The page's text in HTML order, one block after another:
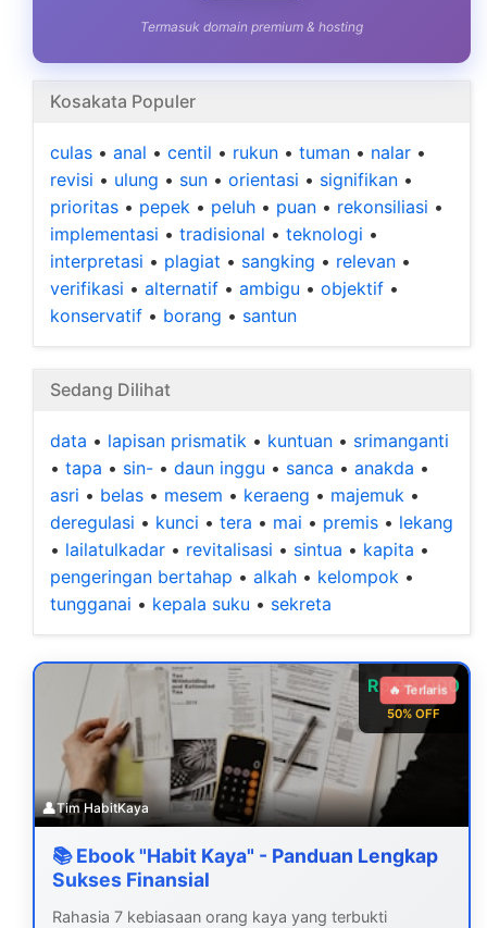
Termasuk domain premium & hosting
Kosakata Populer
culas • anal • centil • rukun • tuman • nalar •
revisi • ulung • sun • orientasi • signifikan •
prioritas • pepek • peluh • puan • rekonsiliasi •
implementasi • tradisional • teknologi •
interpretasi • plagiat • sangking • relevan •
verifikasi • alternatif • ambigu • objektif •
konservatif • borang • santun
Sedang Dilihat
data • lapisan prismatik • kuntuan • srimanganti
• tapa • sin- • daun inggu • sanca • anakda •
asri • belas • mesem • keraeng • majemuk •
deregulasi • kunci • tera • mai • premis • lekang
• lailatulkadar • revitalisasi • sintua • kapita •
pengeringan bertahap • alkah • kelompok •
tungganai • kepala suku • sekreta
Rp 99.000
50% OFF
🔥 Terlaris
👤Tim HabitKaya
📚 Ebook "Habit Kaya" - Panduan Lengkap
Sukses Finansial
Rahasia 7 kebiasaan orang kaya yang terbukti